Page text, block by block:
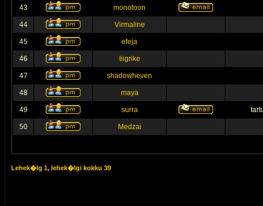
43 monotoon
44 Virmaline
45 efeja
46 tiigrike
47 shadowheven
48 maya
49 surra
50 Medzai
Lehek�lg 1, lehek�lgi kokku 39